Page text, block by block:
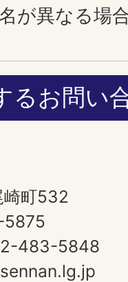
が異なる場
るお問い
町532
5875
483-5848